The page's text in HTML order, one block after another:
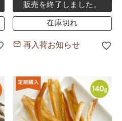
販売を終了しました。
在庫切れ
再入荷お知らせ